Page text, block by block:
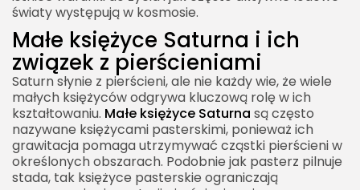
światy występują w kosmosie.
Małe księżyce Saturna i ich
związek z pierścieniami
Saturn słynie z pierścieni, ale nie każdy wie, że wiele
małych księżyców odgrywa kluczową rolę w ich
kształtowaniu. Małe księżyce Saturna są często
nazywane księżycami pasterskimi, ponieważ ich
grawitacja pomaga utrzymywać cząstki pierścieni w
określonych obszarach. Podobnie jak pasterz pilnuje
stada, tak księżyce pasterskie ograniczają